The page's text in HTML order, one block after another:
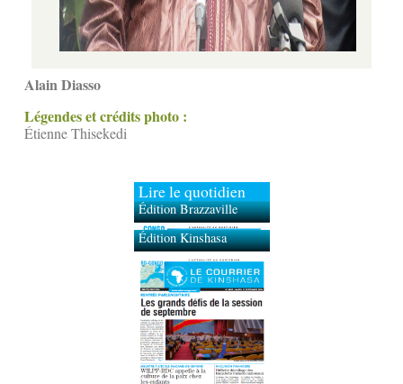
Alain Diasso
Légendes et crédits photo :
Étienne Thisekedi
Lire le quotidien
Édition Brazzaville
Édition Kinshasa